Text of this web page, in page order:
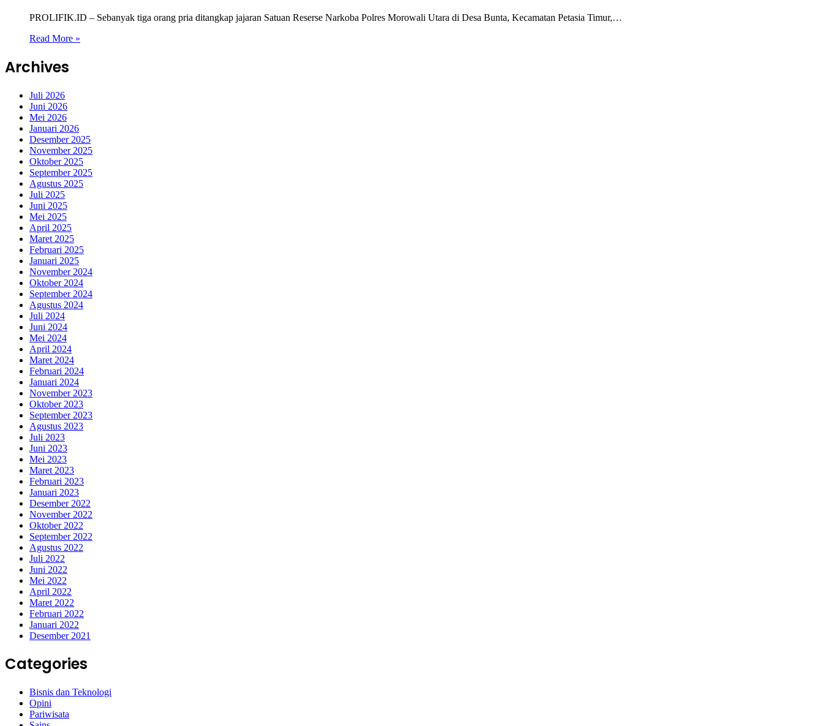
PROLIFIK.ID – Sebanyak tiga orang pria ditangkap jajaran Satuan Reserse Narkoba Polres Morowali Utara di Desa Bunta, Kecamatan Petasia Timur,…
Read More »
Archives
Juli 2026
Juni 2026
Mei 2026
Januari 2026
Desember 2025
November 2025
Oktober 2025
September 2025
Agustus 2025
Juli 2025
Juni 2025
Mei 2025
April 2025
Maret 2025
Februari 2025
Januari 2025
November 2024
Oktober 2024
September 2024
Agustus 2024
Juli 2024
Juni 2024
Mei 2024
April 2024
Maret 2024
Februari 2024
Januari 2024
November 2023
Oktober 2023
September 2023
Agustus 2023
Juli 2023
Juni 2023
Mei 2023
Maret 2023
Februari 2023
Januari 2023
Desember 2022
November 2022
Oktober 2022
September 2022
Agustus 2022
Juli 2022
Juni 2022
Mei 2022
April 2022
Maret 2022
Februari 2022
Januari 2022
Desember 2021
Categories
Bisnis dan Teknologi
Opini
Pariwisata